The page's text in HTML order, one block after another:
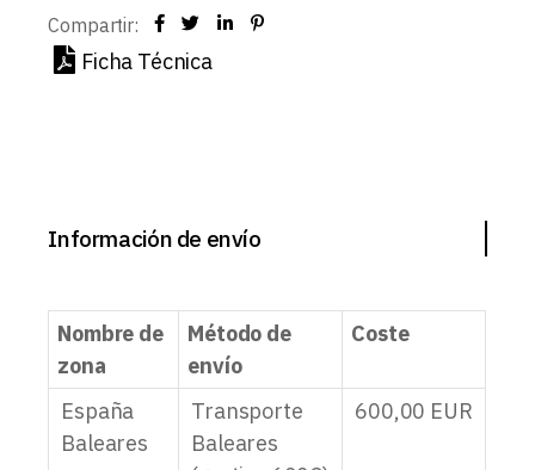
Compartir:
Ficha Técnica
Información de envío
Nombre de
zona
Método de
envío
Coste
España
Baleares
Transporte
Baleares
600,00 EUR